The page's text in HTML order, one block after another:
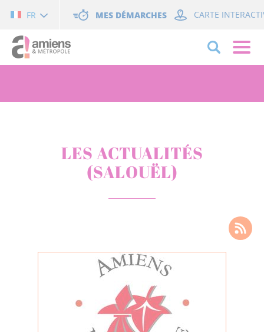
FR MES DÉMARCHES CARTE
LES ACTUALITÉS
(SALOUËL)